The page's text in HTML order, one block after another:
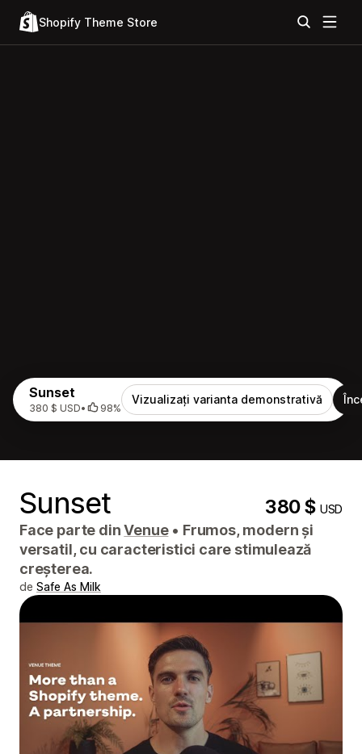
Shopify Theme Store
Sunset
380 $ USD• 98%
Vizualizați varianta demonstrativă
Sunset 380 $USD
Face parte dinVenue • Frumos, modern și
versatil, cu caracteristici care stimulează
creșterea.
de Safe As Milk